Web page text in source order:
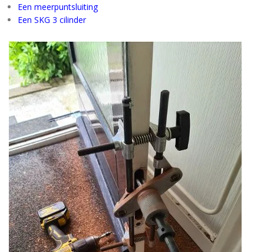
Een meerpuntsluiting
Een SKG 3 cilinder